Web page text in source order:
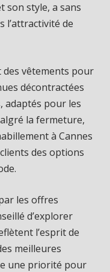
son style, a sans
l’attractivité de
vêtements pour
décontractées
adaptés pour les
la fermeture,
à Cannes
des options
les offres
d’explorer
l’esprit de
meilleures
une priorité pour